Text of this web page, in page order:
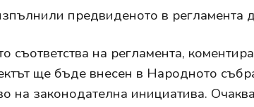
предвиденото в регламента
съответства на регламента,
ще бъде внесен в Народното
на законодателна инициатива.